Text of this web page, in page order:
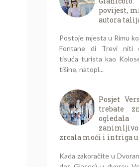
povijest,
autora
Postoje mjesta u Rimu
Fontane di Trevi niti
tisuća turista kao
tišine, natopl...
Posjet
trebate
zrcala moći i intriga u
Kada zakoračite u